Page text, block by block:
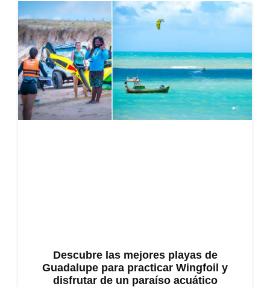
Descubre las mejores playas de
Guadalupe para practicar Wingfoil y
disfrutar de un paraíso acuático